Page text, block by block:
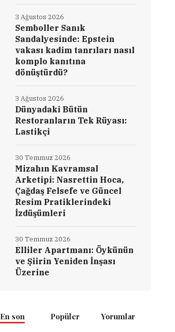
Semboller Sanık
Sandalyesinde: Epstein
vakası kadim tanrıları nasıl
komplo kanıtına
dönüştürdü?
3 Ağustos 2026
Dünyadaki Bütün
Restoranların Tek Rüyası:
Lastikçi
3 Ağustos 2026
Mizahın Kavramsal
Arketipi: Nasrettin Hoca,
Çağdaş Felsefe ve Güncel
Resim Pratiklerindeki
İzdüşümleri
30 Temmuz 2026
Elliler Apartmanı: Öykünün
ve Şiirin Yeniden İnşası
Üzerine
30 Temmuz 2026
En son Popüler Yorumlar